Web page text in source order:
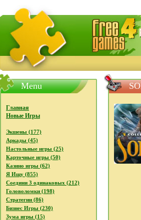
FreeGames4Rrest -
Menu
Главная
Новые Игры
Экшены (177)
Аркады (45)
Настольные игры (25)
Карточные игры (50)
Казино игры (62)
Я Ищу (855)
Соедини 3 одинаковых (212)
Головоломки (198)
Стратегии (86)
Бизнес Игры (230)
Зума игры (15)